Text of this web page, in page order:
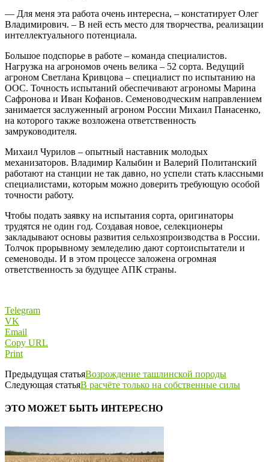
— Для меня эта работа очень интересна, – ​констатирует Олег
Владимирович. – ​В ней есть место для творчества, реализации
интеллектуального потенциала.
Большое подспорье в работе – ​команда специалистов.
Нагрузка на агрономов очень велика – ​52 сорта. Ведущий
агроном Светлана Кривцова – ​специалист по испытанию на
ООС. Точность испытаний обеспечивают агрономы Марина
Сафронова и Иван Кофанов. Семеноводческим направлением
занимается заслуженный агроном России Михаил Панасенко,
на которого также возложена ответственность
замруководителя.
Михаил Чурилов – ​опытный наставник молодых
механизаторов. Владимир Калыбин и Валерий Политанский
работают на станции не так давно, но успели стать классными
специалистами, которым можно доверить требующую особой
точности работу.
Чтобы подать заявку на испытания сорта, оригинаторы
трудятся не один год. Создавая новое, селекционеры
закладывают основы развития сельхозпроизводства в России.
Толчок прорывному земледелию дают сортоиспытатели и
семеноводы. И в этом процессе заложена огромная
ответственность за будущее АПК страны.
Telegram
VK
Email
Copy URL
Print
Предыдущая статьяВозрождение ташлинской породы
Следующая статьяВ расчёте только на собственные силы
ЭТО МОЖЕТ БЫТЬ ИНТЕРЕСНО